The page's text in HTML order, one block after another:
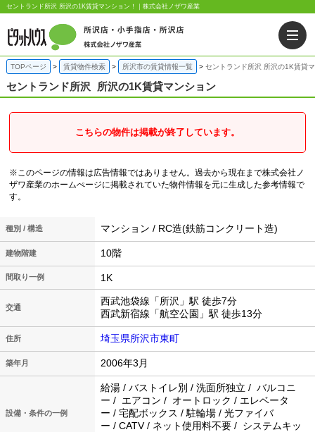
セントランド所沢 所沢の1K賃貸マンション！｜株式会社ノザワ産業
TOPページ 賃貸物件検索 所沢市の賃貸情報一覧 セントランド所沢 所沢の1K賃貸
セントランド所沢 所沢の1K賃貸マンション
こちらの物件は掲載が終了しています。
※このページの情報は広告情報ではありません。過去から現在まで株式会社ノ
ザワ産業のホームぺージに掲載されていた物件情報を元に生成した参考情報で
す。
種別 / 構造 マンション / RC造(鉄筋コンクリート造)
建物階建 10階
間取り一例 1K
交通
西武池袋線「所沢」駅 徒歩7分
西武新宿線「航空公園」駅 徒歩13分
住所 埼玉県所沢市東町
築年月 2006年3月
設備・条件の一例
給湯 / バストイレ別 / 洗面所独立 / バルコニ
ー / エアコン / オートロック / エレベータ
ー / 宅配ボックス / 駐輪場 / 光ファイバ
ー / CATV / ネット使用料不要 / システムキッ